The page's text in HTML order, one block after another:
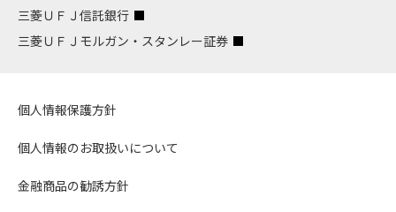
三菱ＵＦＪ信託銀行
三菱ＵＦＪモルガン・スタンレー証券
個人情報保護方針
個人情報のお取扱いについて
金融商品の勧誘方針